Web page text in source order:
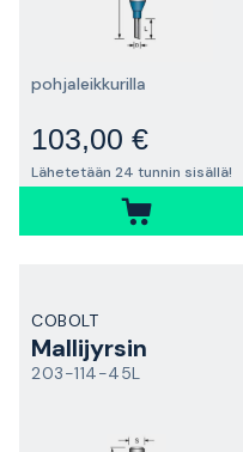
pohjaleikkurilla
103,00 €
Lähetetään 24 tunnin sisällä!
COBOLT
Mallijyrsin
203-114-45L